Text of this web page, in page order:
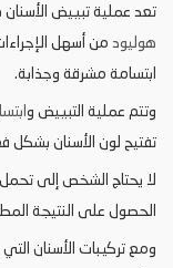
تعد عملية تبييض
هوليود من أسهل
ابتسامة مشرقة وجذابة.
وتتم عملية التبييض و
تفتيح لون الأسنان
لا يحتاج الشخص إلى تحمل
الحصول على النتيجة
ومع تركيبات الأسنان